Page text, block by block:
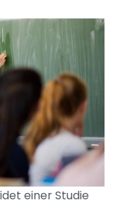
einer Studie